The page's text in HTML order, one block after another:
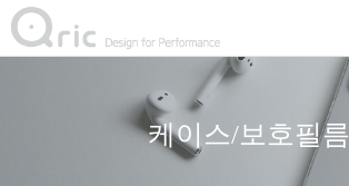
케이스/보호필름